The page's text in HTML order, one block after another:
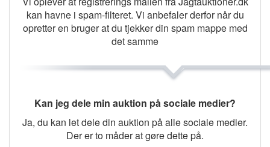
kan havne i spam-filteret. Vi anbefaler derfor når du
opretter en bruger at du tjekker din spam mappe med
det samme
Kan jeg dele min auktion på sociale medier?
Ja, du kan let dele din auktion på alle sociale medier.
Der er to måder at gøre dette på.